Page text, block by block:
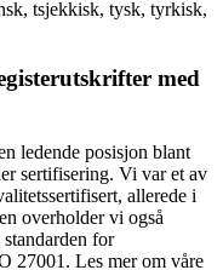
tsjekkisk, tysk, tyrkisk,
med
ledende posisjon blant
sertifisering. Vi var et av
allerede i
overholder vi også
for
27001. Les mer om våre